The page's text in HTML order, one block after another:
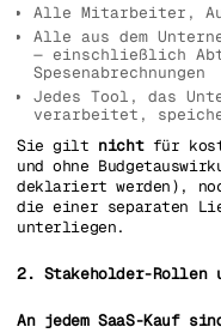
Alle Mitarbeiter,
Alle aus dem
— einschließlich
Spesenabrechnungen
Jedes Tool, das
verarbeitet,
Sie gilt nichtfür
und ohne
deklariert werden),
die einer separaten
unterliegen.
2. Stakeholder-Rollen
An jedem SaaS-Kauf